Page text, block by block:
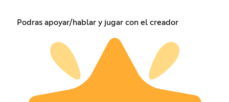
Podras apoyar/hablar y jugar con el creador